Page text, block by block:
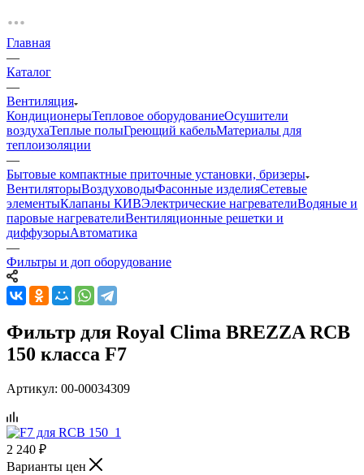
Главная
—
Каталог
—
Вентиляция
КондиционерыТепловое оборудованиеОсушители
воздухаТеплые полыГреющий кабельМатериалы для
теплоизоляции
—
Бытовые компактные приточные установки, бризеры
ВентиляторыВоздуховодыФасонные изделияСетевые
элементыКлапаны КИВЭлектрические нагревателиВодяные и
паровые нагревателиВентиляционные решетки и
диффузорыАвтоматика
—
Фильтры и доп оборудование
Фильтр для Royal Clima BREZZA RCB
150 класса F7
Артикул: 00-00034309
2 240 ₽
Варианты цен